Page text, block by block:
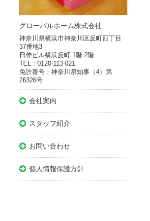
グローバルホーム株式会社
神奈川県横浜市神奈川区反町四丁目
37番地3
日伸ビル横浜反町 1階 2階
TEL：0120-113-021
免許番号：神奈川県知事（4）第
26326号
会社案内
スタッフ紹介
お問い合わせ
個人情報保護方針